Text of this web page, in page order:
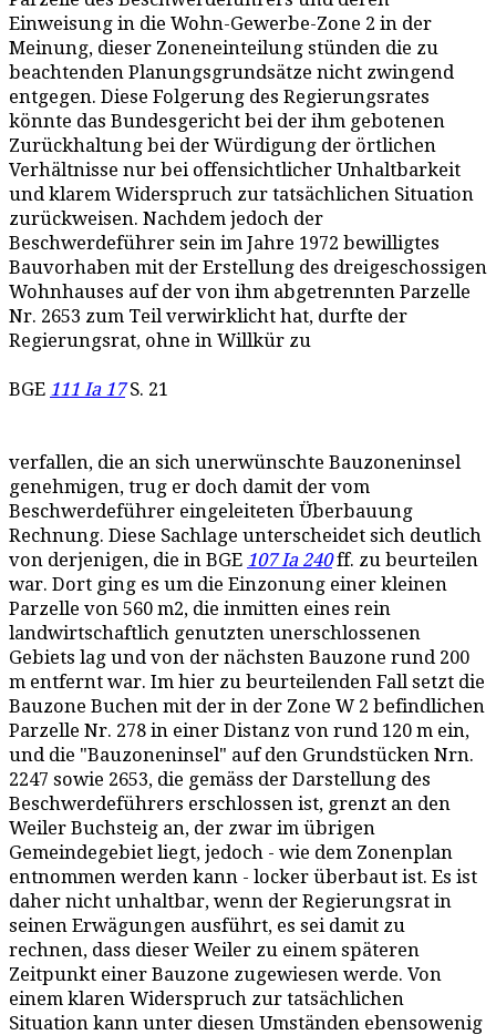
Einweisung in die Wohn-Gewerbe-Zone 2 in der
Meinung, dieser Zoneneinteilung stünden die zu
beachtenden Planungsgrundsätze nicht zwingend
entgegen. Diese Folgerung des Regierungsrates
könnte das Bundesgericht bei der ihm gebotenen
Zurückhaltung bei der Würdigung der örtlichen
Verhältnisse nur bei offensichtlicher Unhaltbarkeit
und klarem Widerspruch zur tatsächlichen Situation
zurückweisen. Nachdem jedoch der
Beschwerdeführer sein im Jahre 1972 bewilligtes
Bauvorhaben mit der Erstellung des dreigeschossigen
Wohnhauses auf der von ihm abgetrennten Parzelle
Nr. 2653 zum Teil verwirklicht hat, durfte der
Regierungsrat, ohne in Willkür zu
BGE 111 Ia 17S. 21
verfallen, die an sich unerwünschte Bauzoneninsel
genehmigen, trug er doch damit der vom
Beschwerdeführer eingeleiteten Überbauung
Rechnung. Diese Sachlage unterscheidet sich deutlich
von derjenigen, die in BGE 107 Ia 240ff. zu beurteilen
war. Dort ging es um die Einzonung einer kleinen
Parzelle von 560 m2, die inmitten eines rein
landwirtschaftlich genutzten unerschlossenen
Gebiets lag und von der nächsten Bauzone rund 200
m entfernt war. Im hier zu beurteilenden Fall setzt die
Bauzone Buchen mit der in der Zone W 2 befindlichen
Parzelle Nr. 278 in einer Distanz von rund 120 m ein,
und die "Bauzoneninsel" auf den Grundstücken Nrn.
2247 sowie 2653, die gemäss der Darstellung des
Beschwerdeführers erschlossen ist, grenzt an den
Weiler Buchsteig an, der zwar im übrigen
Gemeindegebiet liegt, jedoch - wie dem Zonenplan
entnommen werden kann - locker überbaut ist. Es ist
daher nicht unhaltbar, wenn der Regierungsrat in
seinen Erwägungen ausführt, es sei damit zu
rechnen, dass dieser Weiler zu einem späteren
Zeitpunkt einer Bauzone zugewiesen werde. Von
einem klaren Widerspruch zur tatsächlichen
Situation kann unter diesen Umständen ebensowenig